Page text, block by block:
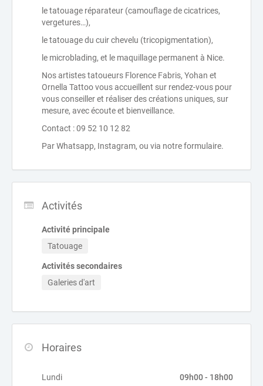
le tatouage réparateur (camouflage de cicatrices,
vergetures…),
le tatouage du cuir chevelu (tricopigmentation),
le microblading, et le maquillage permanent à Nice.
Nos artistes tatoueurs Florence Fabris, Yohan et
Ornella Tattoo vous accueillent sur rendez-vous pour
vous conseiller et réaliser des créations uniques, sur
mesure, avec écoute et bienveillance.
Contact : 09 52 10 12 82
Par Whatsapp, Instagram, ou via notre formulaire.
Activités
Activité principale
Tatouage
Activités secondaires
Galeries d'art
Horaires
Lundi 09h00 - 18h00